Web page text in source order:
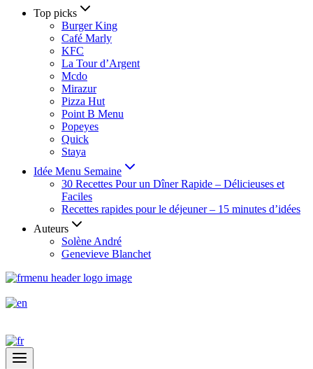
Top picks
Burger King
Café Marly
KFC
La Tour d’Argent
Mcdo
Mirazur
Pizza Hut
Point B Menu
Popeyes
Quick
Staya
Idée Menu Semaine
30 Recettes Pour un Dîner Rapide – Délicieuses et
Faciles
Recettes rapides pour le déjeuner – 15 minutes d’idées
Auteurs
Solène André
Genevieve Blanchet